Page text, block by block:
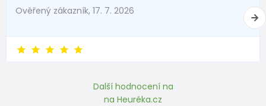
Ověřený zákazník, 17. 7. 2026
Další hodnocení na
na Heuréka.cz